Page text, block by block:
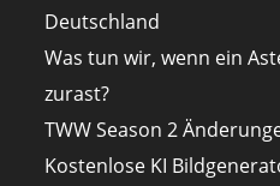
Deutschland
Was tun wir, wenn ein
zurast?
TWW Season 2
Kostenlose KI